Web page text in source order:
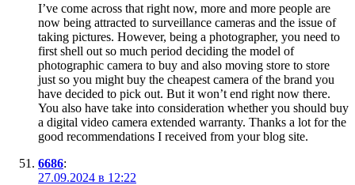
I’ve come across that right now, more and more people are
now being attracted to surveillance cameras and the issue of
taking pictures. However, being a photographer, you need to
first shell out so much period deciding the model of
photographic camera to buy and also moving store to store
just so you might buy the cheapest camera of the brand you
have decided to pick out. But it won’t end right now there.
You also have take into consideration whether you should buy
a digital video camera extended warranty. Thanks a lot for the
good recommendations I received from your blog site.
6686:
27.09.2024 в 12:22